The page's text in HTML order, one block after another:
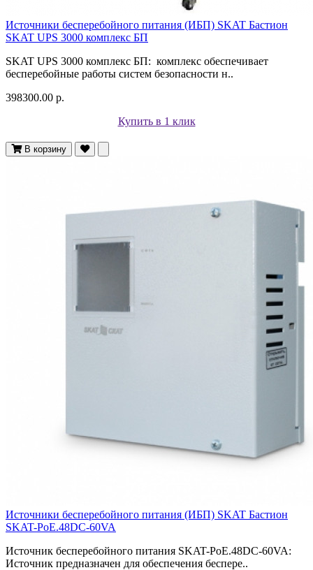
Источники бесперебойного питания (ИБП) SKAT Бастион
SKAT UPS 3000 комплекс БП
SKAT UPS 3000 комплекс БП: комплекс обеспечивает
бесперебойные работы систем безопасности н..
398300.00 р.
Купить в 1 клик
В корзину
Источники бесперебойного питания (ИБП) SKAT Бастион
SKAT-PoE.48DC-60VA
Источник бесперебойного питания SKAT-PoE.48DC-60VA:
Источник предназначен для обеспечения беспере..